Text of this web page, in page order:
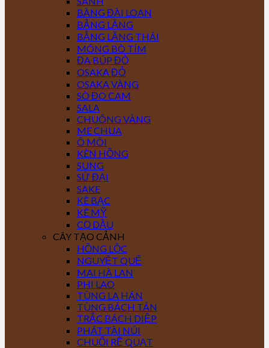
BÀNG ĐÀI LOAN
BẰNG LĂNG
BẰNG LĂNG THÁI
MÓNG BÒ TÍM
ĐA BÚP ĐỎ
OSAKA ĐỎ
OSAKA VÀNG
SÒ ĐO CAM
SALA
CHUÔNG VÀNG
ME CHUA
Ô MÔI
KÈN HỒNG
SUNG
SỨ ĐẠI
SAKE
KÈ BẠC
KÈ MỸ
CỌ DẦU
CÂY TẠO CẢNH
HỒNG LỘC
NGUYỆT QUẾ
MAI HÀ LAN
PHI LAO
TÙNG LA HÁN
TÙNG BÁCH TÁN
TRẮC BÁCH DIỆP
PHÁT TÀI NÚI
CHUỐI RẼ QUẠT